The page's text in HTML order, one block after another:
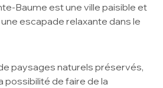
Baume est une ville paisible et
escapade relaxante dans le
paysages naturels préservés,
possibilité de faire de la